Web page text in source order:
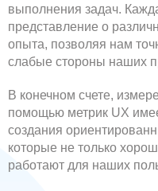
выполнения задач.
представление о
опыта, позволяя нам
слабые стороны наших
В конечном счете,
помощью метрик UX
создания
которые не только
работают для наших